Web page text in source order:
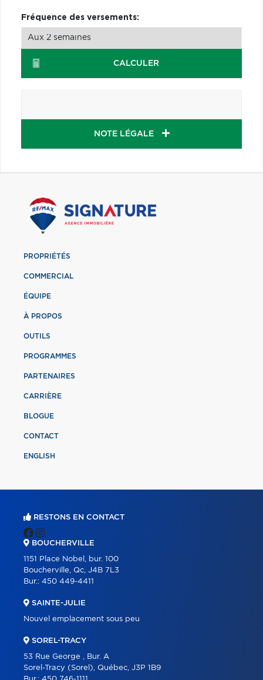
Fréquence des versements:
CALCULER
NOTE LÉGALE
PROPRIÉTÉS
COMMERCIAL
ÉQUIPE
À PROPOS
OUTILS
PROGRAMMES
PARTENAIRES
CARRIÈRE
BLOGUE
CONTACT
ENGLISH
RESTONS EN CONTACT
BOUCHERVILLE
1151 Place Nobel, bur. 100
Boucherville, Qc, J4B 7L3
Bur.: 450 449-4411
SAINTE-JULIE
Nouvel emplacement sous peu
SOREL-TRACY
53 Rue George , Bur. A
Sorel-Tracy (Sorel), Québec, J3P 1B9